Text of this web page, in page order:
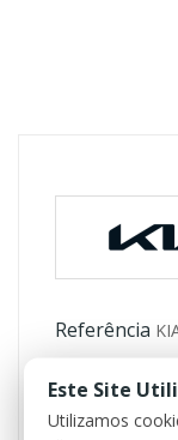
Referência
Ficha
Este Site
Utilizamos